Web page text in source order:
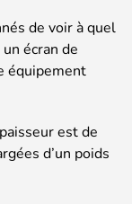
de voir à quel
écran de
équipement
est de
d’un poids